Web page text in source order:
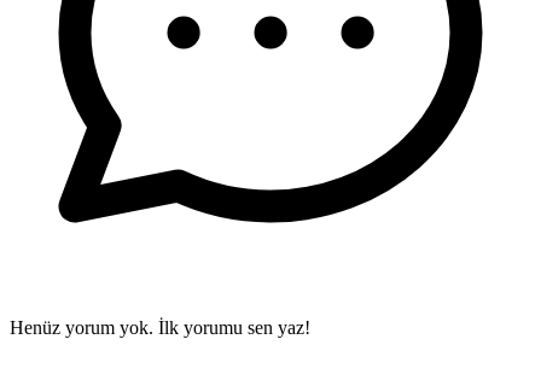
Henüz yorum yok. İlk yorumu sen yaz!